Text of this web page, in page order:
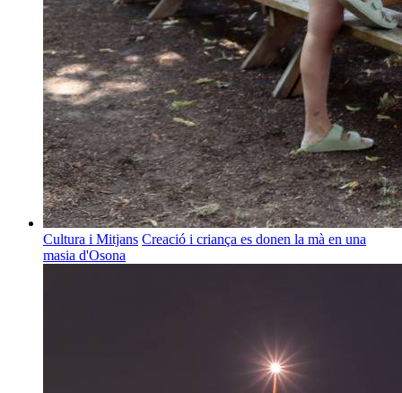
Cultura i Mitjans Creació i criança es donen la mà en una
masia d'Osona